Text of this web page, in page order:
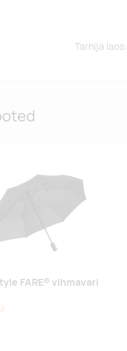
Tarnija laos:
ws
FARE® vihmavari